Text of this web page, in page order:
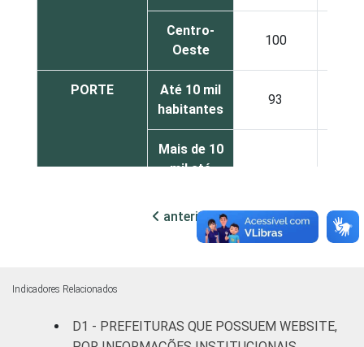
Centro-
Oeste
100
PORTE
Até 10 mil
habitantes
93
Mais de 10
mil até
habitantes
Mais de
habitantes
anterior próxima
Indicadores Relacionados
D1 - PREFEITURAS QUE POSSUEM WEBSITE,